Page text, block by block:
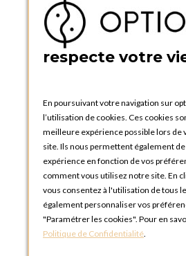
BOUTIQUE OPTIONS -
5 quai de la
FRANCE
OPTIONS
Rue du Clos
76800 Saint-Etienne-
FRANCE
Téléphone :+33 2 35
OPTIONS
6 rue Gaye Marie, ZAC de
31300 Toulouse
FRANCE
respecte votre
En poursuivant votre navigation sur
l’utilisation de cookies. Ces cookies
meilleure expérience possible lors de
site. Ils nous permettent également
expérience en fonction de vos
comment vous utilisez notre site. En
vous consentez à l'utilisation de tous
également personnaliser vos
"Paramétrer les cookies". Pour en
Politique de Confidentialité.